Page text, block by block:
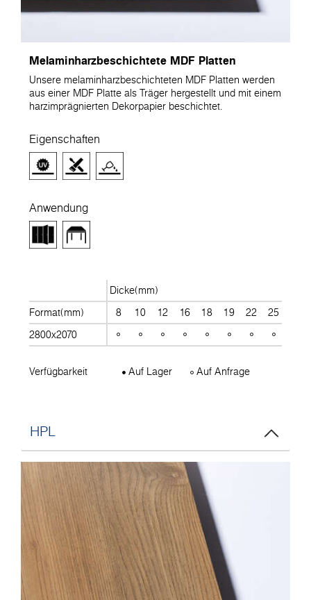
Melaminharzbeschichtete MDF Platten
Unsere melaminharzbeschichteten MDF Platten werden
aus einer MDF Platte als Träger hergestellt und mit einem
harzimprägnierten Dekorpapier beschichtet.
Eigenschaften
Anwendung
Dicke(mm)
Format(mm)
8 10 12 16 18 19 22 25
2800x2070
Verfügbarkeit Auf Lager Auf Anfrage
HPL